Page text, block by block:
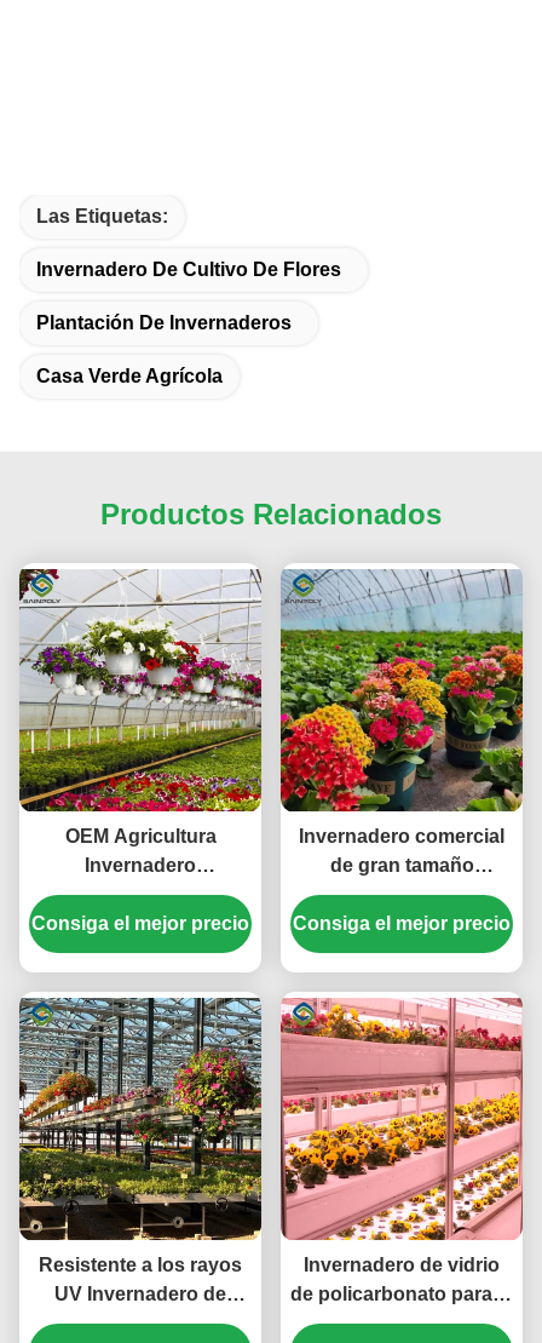
Las Etiquetas:
Invernadero De Cultivo De Flores
Plantación De Invernaderos
Casa Verde Agrícola
Productos Relacionados
OEM Agricultura
Invernadero
Invernadero de vidrio
comercial con
regulación de humedad
Consiga el mejor precio
Invernadero comercial
de gran tamaño
rectangular Invernadero
agrícola de gran
extensión
Consiga el mejor precio
Resistente a los rayos
UV Invernadero de
flores de Mutli Span
Invernadero de vidrio
de policarbonato para el
crecimiento de las